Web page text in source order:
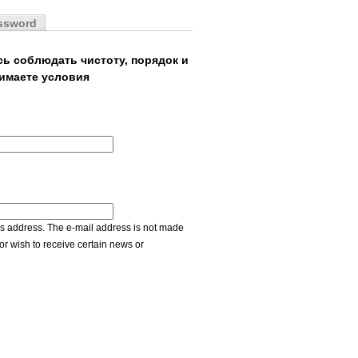
соблюдать чистоту, порядок и
условия
address. The e-mail address is not made
wish to receive certain news or